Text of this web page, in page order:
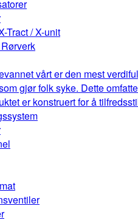
Tract / X-unit
vårt er den mest
gjør folk syke. Dette
er konstruert for å